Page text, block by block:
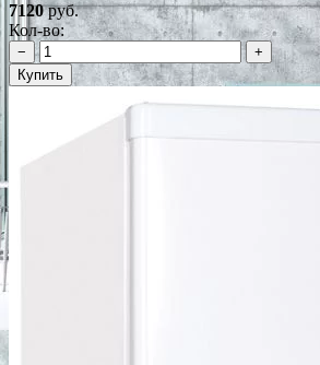
7120руб.
Кол-во:
−
+
Купить